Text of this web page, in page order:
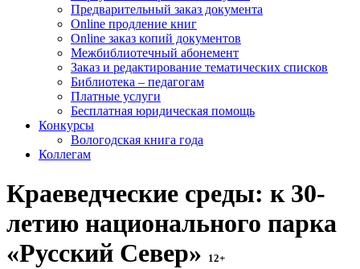
Предварительный заказ документа
Online продление книг
Online заказ копий документов
Межбиблиотечный абонемент
Заказ и редактирование тематических списков
Библиотека – педагогам
Платные услуги
Бесплатная юридическая помощь
Конкурсы
Вологодская книга года
Коллегам
Краеведческие среды: к 30-
летию национального парка
«Русский Север»
12+